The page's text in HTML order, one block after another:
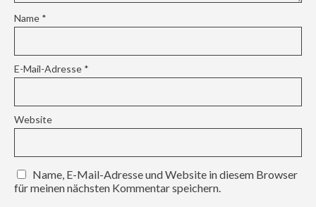
Name *
E-Mail-Adresse *
Website
Name, E-Mail-Adresse und Website in diesem Browser
für meinen nächsten Kommentar speichern.